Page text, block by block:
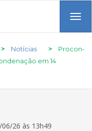
> Notícias >
Procon-
em 14
26 às 13h49